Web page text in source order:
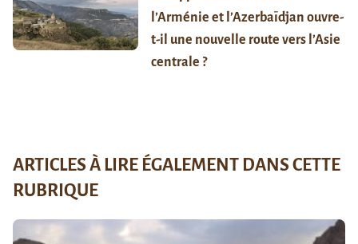
l’Arménie et l’Azerbaïdjan ouvre-
t-il une nouvelle route vers l’Asie
centrale ?
ARTICLES À LIRE ÉGALEMENT DANS CETTE
RUBRIQUE